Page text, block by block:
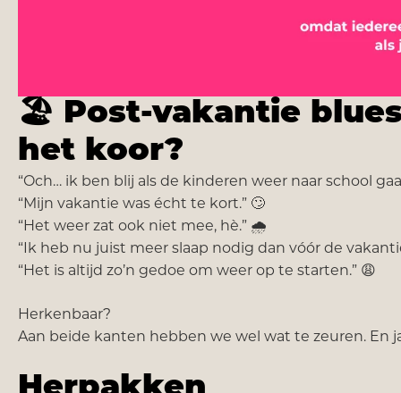
🏖 Post-vakantie
het koor?
“Och… ik ben blij als de kinderen weer naar school
“Mijn vakantie was écht te kort.” 🙄
“Het weer zat ook niet mee, hè.” 🌧️
“Ik heb nu juist meer slaap nodig dan vóór de
“Het is altijd zo’n gedoe om weer op te starten.” 😩
Herkenbaar?
Aan beide kanten hebben we wel wat te zeuren. En